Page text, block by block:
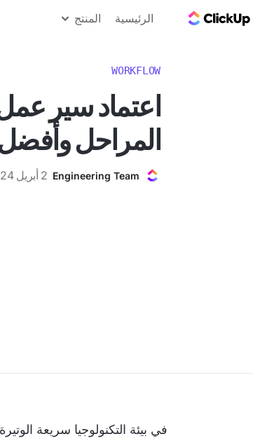
الرئيسية المنتج
WORKFLOW
المراحل
Engineering Team 2 أبريل 2024
في بيئة التكنولوجيا سريعة